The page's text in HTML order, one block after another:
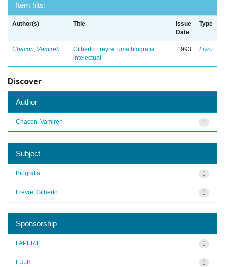
Item hits:
Author(s) Title
Issue
Date
Type
Chacon, Vamireh
Gilberto Freyre: uma biografia
intelectual
1993 Livro
Discover
Author
1
Chacon, Vamireh
Subject
1
Biografia
1
Freyre, Gilberto
Sponsorship
1
FAPERJ
1
FUJB